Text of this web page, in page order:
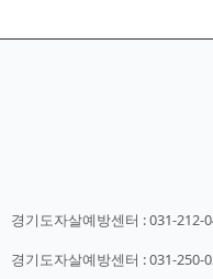
경기도자살예방센터 : 031-212-
경기도자살예방센터 : 031-250-